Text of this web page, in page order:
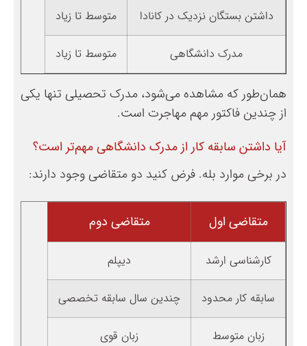
داشتن بستگان نزدیک در کانادا متوسط تا زیاد
مدرک دانشگاهی متوسط تا زیاد
همان‌طور که مشاهده می‌شود، مدرک تحصیلی تنها یکی
از چندین فاکتور مهم مهاجرت است.
آیا داشتن سابقه کار از مدرک دانشگاهی مهم‌تر است؟
در برخی موارد بله. فرض کنید دو متقاضی وجود دارند:
متقاضی اول متقاضی دوم
کارشناسی ارشد دیپلم
سابقه کار محدود چندین سال سابقه تخصصی
زبان متوسط زبان قوی